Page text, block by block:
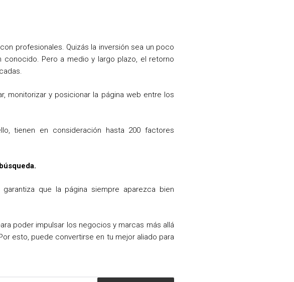
profesionales. Quizás la inversión sea un poco
Pero a medio y largo plazo, el retorno
monitorizar y posicionar la página web entre los
tienen en consideración hasta 200 factores
que la página siempre aparezca bien
poder impulsar los negocios y marcas más allá
esto, puede convertirse en tu mejor aliado para